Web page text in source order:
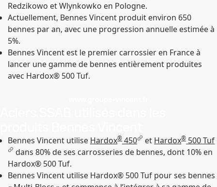
Redzikowo et Wlynkowko en Pologne.
Actuellement, Bennes Vincent produit environ 650
bennes par an, avec une progression annuelle estimée à
5%.
Bennes Vincent est le premier carrossier en France à
lancer une gamme de bennes entièrement produites
avec Hardox® 500 Tuf.
Bennes Vincent utilise Hardox® 450 et Hardox® 500 Tuf
dans 80% de ses carrosseries de bennes, dont 10% en
Hardox® 500 Tuf.
Bennes Vincent utilise Hardox® 500 Tuf pour ses bennes